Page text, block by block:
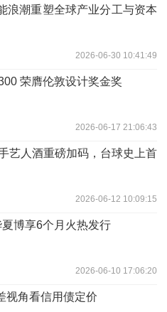
浪潮重塑全球产业分工与资本
2026-06-30 10:41:49
荣膺伦敦设计奖金奖
2026-06-17 21:06:43
艺人酒重磅加码，台球史上首
2026-06-12 10:09:15
夏博享6个月火热发行
2026-06-10 17:06:20
视角看信用债定价